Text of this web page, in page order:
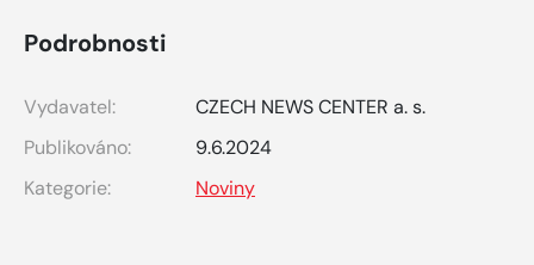
Podrobnosti
Vydavatel:
CZECH NEWS CENTER a. s.
Publikováno:
9.6.2024
Kategorie:
Noviny